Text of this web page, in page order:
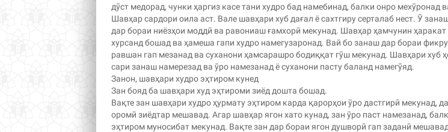
дӯст медорад, чунки ҳаргиз касе тани худро бад намебинад, балки онро мехӯронад
Шавҳар сардори оила аст. Вале шавҳари хуб дағал ё сахтгиру серталаб нест. Ӯ
дар бораи ниёзҳои моддӣ ва равониаш ғамхорӣ мекунад. Шавҳар ҳамчунин
хурсанд бошад ва ҳамеша гапи худро намегузаронад. Вай бо занаш дар бораи
равшан гап мезанад ва суханони ҳамсарашро бодиққат гӯш мекунад. Шавҳари хуб
сари занаш намерезад ва ӯро намезанад ё суханони пасту баланд намегӯяд.
Занон, шавҳари худро эҳтиром кунед
Зан бояд ба шавҳари худ эҳтироми зиёд дошта бошад.
Вақте зан шавҳари худро ҳурмату эҳтиром карда қарорҳои ӯро дастгирӣ мекунад,
оромӣ зиёдтар мешавад. Агар шавҳар ягон хато кунад, зан ӯро паст намезанад,
эҳтиром муносибат мекунад. Вақте зан дар бораи ягон душворӣ гап заданӣ